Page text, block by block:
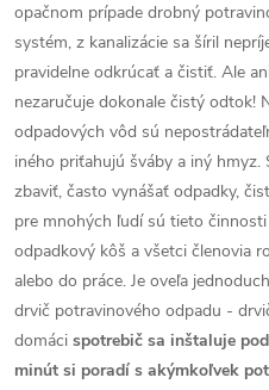
opačnom prípade drobný
systém, z kanalizácie sa šíril
pravidelne odkrúcať a čistiť. Ale
nezaručuje dokonale čistý odtok!
odpadových vôd sú
iného priťahujú šváby a iný hmyz.
zbaviť, často vynášať odpadky,
pre mnohých ľudí sú tieto
odpadkový kôš a všetci členovia
alebo do práce. Je oveľa
drvič potravinového odpadu -
domáci spotrebič sa inštaluje
minút si poradí s akýmkoľvek